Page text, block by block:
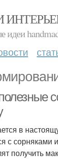
идеи
в
с
получить